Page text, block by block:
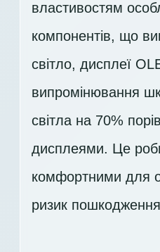
властивостям
компонентів, що
світло, дисплеї
випромінювання
світла на 70%
дисплеями. Це
комфортними для
ризик пошкодження